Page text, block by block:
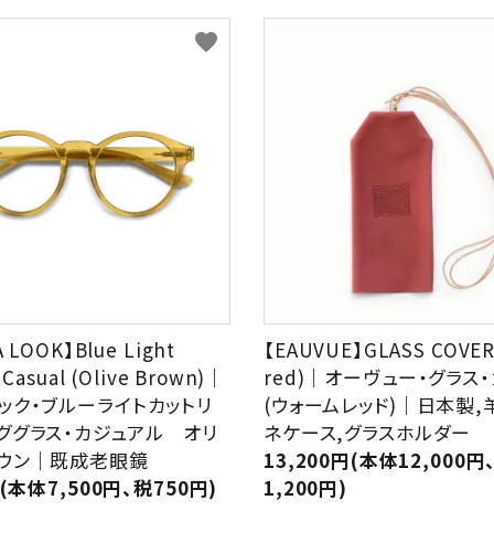
LOOK】Blue Light
(Olive Brown)｜
ク・ブルーライトカットリ
グラス・カジュアル オリ
ン｜既成老眼鏡
体7,500円、税750円)
favorite
【EAUVUE】GLASS
red)｜オーヴュー・グラス
(ウォームレッド)｜日本製,
ネケース,グラスホルダー
13,200円(本体12,000円
1,200円)